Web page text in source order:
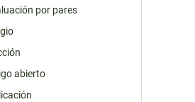
por pares
abierto